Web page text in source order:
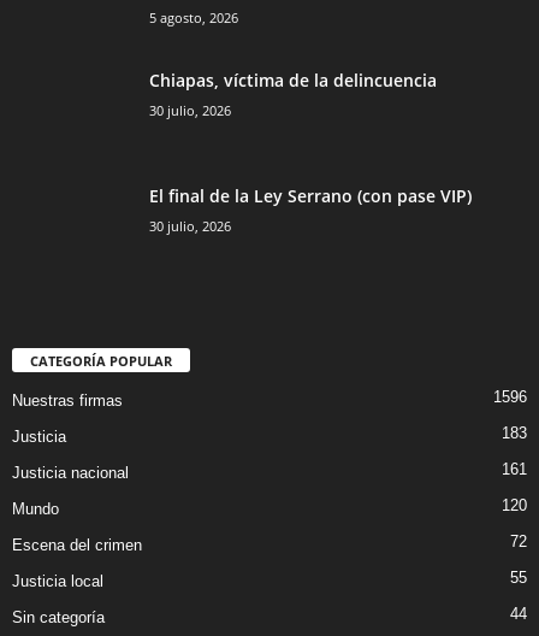
5 agosto, 2026
Chiapas, víctima de la delincuencia
30 julio, 2026
El final de la Ley Serrano (con pase VIP)
30 julio, 2026
CATEGORÍA POPULAR
Nuestras firmas 1596
Justicia 183
Justicia nacional 161
Mundo 120
Escena del crimen 72
Justicia local 55
Sin categoría 44